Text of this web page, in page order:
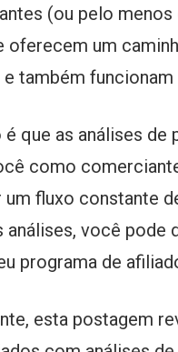
(ou pelo
oferecem um
também
é que as análises
como
fluxo constante
análises, você
programa de
esta postagem